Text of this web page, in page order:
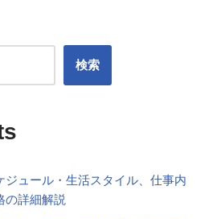
検索
ジュール・生活スタイル、仕事内
の詳細解説